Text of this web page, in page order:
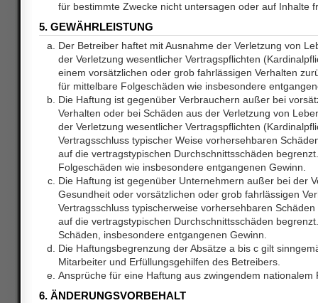
für bestimmte Zwecke nicht untersagen oder auf Inhalte
5. GEWÄHRLEISTUNG
Der Betreiber haftet mit Ausnahme der Verletzung von
der Verletzung wesentlicher Vertragspflichten
einem vorsätzlichen oder grob fahrlässigen Verhalten
für mittelbare Folgeschäden wie insbesondere
Die Haftung ist gegenüber Verbrauchern außer bei
Verhalten oder bei Schäden aus der Verletzung von
der Verletzung wesentlicher Vertragspflichten
Vertragsschluss typischer Weise vorhersehbaren
auf die vertragstypischen Durchschnittsschäden
Folgeschäden wie insbesondere entgangenen Gewinn.
Die Haftung ist gegenüber Unternehmern außer bei der
Gesundheit oder vorsätzlichen oder grob fahrlässigen
Vertragsschluss typischerweise vorhersehbaren
auf die vertragstypischen Durchschnittsschäden
Schäden, insbesondere entgangenen Gewinn.
Die Haftungsbegrenzung der Absätze a bis c gilt
Mitarbeiter und Erfüllungsgehilfen des Betreibers.
Ansprüche für eine Haftung aus zwingendem nationalem
6. ÄNDERUNGSVORBEHALT